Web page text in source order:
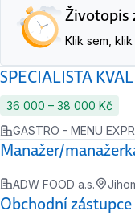
Životopis
Klik sem,
SPECIALISTA
36 000 ‍–‍ 38 000 Kč
GASTRO - MENU
Manažer/
ADW FOOD a.s.
Obchodní